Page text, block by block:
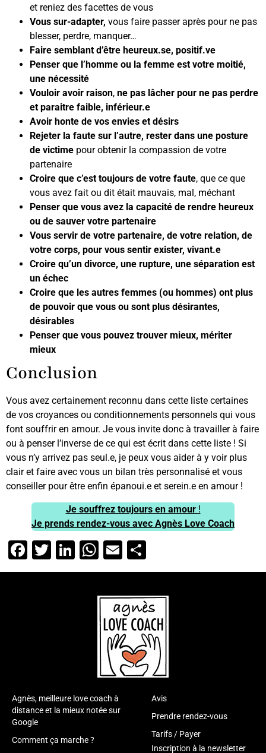
et reniez des facettes de vous
Vous sur-adapter, vous faire passer après pour ne pas
blesser, perdre, manquer…
Faire semblant d’être heureux.se, positif.ve
Penser que l’homme ou la femme est votre moitié,
une nécessité
Vouloir avoir raison, ne pas lâcher pour ne pas perdre
et paraitre faible, inférieur.e
Avoir honte de vos envies et désirs
Rejeter la faute sur l’autre, rester dans une posture
de victime pour obtenir la compassion de votre
partenaire
Croire que c’est toujours de votre faute, que ce que
vous avez fait ou dit était mauvais, mal, méchant
Penser que vous avez la capacité de rendre heureux
ou de sauver votre partenaire
Vous servir de votre partenaire, de votre relation, de
votre corps, pour vous sentir exister, vivant.e
Croire qu’un divorce, une rupture, une séparation est
un échec
Croire que les autres femmes (ou hommes) ont plus
de pouvoir que vous ou sont plus désirantes,
désirables
Penser que vous pouvez trouver mieux, mériter
mieux
Conclusion
Vous avez certainement reconnu dans cette liste certaines
de vos croyances ou conditionnements personnels qui vous
font souffrir en amour. Je vous invite donc à travailler à faire
ou à penser l’inverse de ce qui est écrit dans cette liste ! Si
vous n’y arrivez pas seul.e, je peux vous aider à y voir plus
clair et faire avec vous un bilan très personnalisé et vous
conseiller pour être enfin épanoui.e et serein.e en amour !
Je souffrez toujours en amour !
Je prends rendez-vous avec Agnès Love Coach
Facebook
Twitter
LinkedIn
WhatsApp
Email
Agnès, meilleure love coach à
distance et la mieux notée sur
Google
Comment ça marche ?
Avis
Prendre rendez-vous
Tarifs / Payer
Inscription à la newsletter